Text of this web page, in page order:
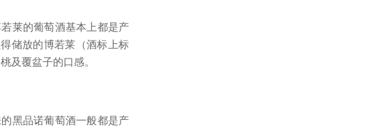
莱的葡萄酒基本上都是产
储放的博若莱（酒标上标
及覆盆子的口感。
黑品诺葡萄酒一般都是产